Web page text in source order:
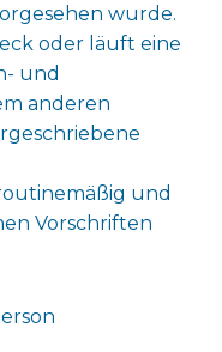
wurde.
oder läuft eine
und
anderen
und
Vorschriften